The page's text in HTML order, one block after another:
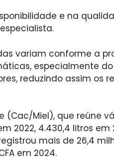
e na
variam conforme a
especialmente
reduzindo assim os
Miel), que reúne
2022, 4.430,4 litros em
mais de 26,4
em 2024.